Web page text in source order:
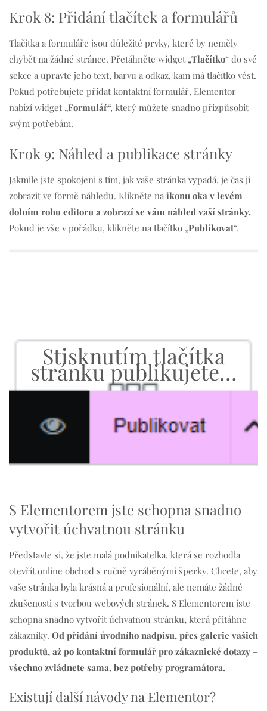
Krok 8: Přidání tlačítek a formulářů
Tlačítka a formuláře jsou důležité prvky, které by neměly
chybět na žádné stránce. Přetáhněte widget „Tlačítko“ do své
sekce a upravte jeho text, barvu a odkaz, kam má tlačítko vést.
Pokud potřebujete přidat kontaktní formulář, Elementor
nabízí widget „Formulář“, který můžete snadno přizpůsobit
svým potřebám.
Krok 9: Náhled a publikace stránky
Jakmile jste spokojeni s tím, jak vaše stránka vypadá, je čas ji
zobrazit ve formě náhledu. Klikněte na ikonu oka v levém
dolním rohu editoru a zobrazí se vám náhled vaší stránky.
Pokud je vše v pořádku, klikněte na tlačítko „Publikovat“.
Stisknutím tlačítka
stránku publikujete…
S Elementorem jste schopna snadno
vytvořit úchvatnou stránku
Představte si, že jste malá podnikatelka, která se rozhodla
otevřít online obchod s ručně vyráběnými šperky. Chcete, aby
vaše stránka byla krásná a profesionální, ale nemáte žádné
zkušenosti s tvorbou webových stránek. S Elementorem jste
schopna snadno vytvořit úchvatnou stránku, která přitáhne
zákazníky. Od přidání úvodního nadpisu, přes galerie vašich
produktů, až po kontaktní formulář pro zákaznické dotazy –
všechno zvládnete sama, bez potřeby programátora.
Existují další návody na Elementor?